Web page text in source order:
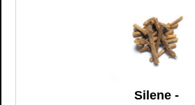
Silene -